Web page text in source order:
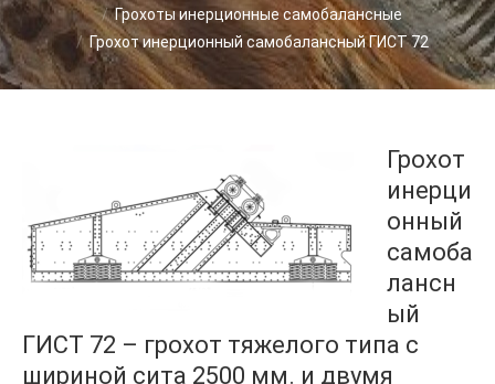
Грохоты инерционные самобалансные
Грохот инерционный самобалансный ГИСТ 72
Грохот
инерци
онный
самоба
лансн
ый
ГИСТ 72 – грохот тяжелого типа с
шириной сита 2500 мм. и двумя